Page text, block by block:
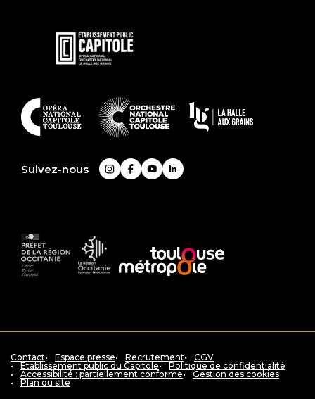
En
savoir
plus
Suivez-nous
Instagram
Facebook
YouTube
LinkedIn
Préfet
de
La
Région
Accès
au
Contact Espace presse Recrutement
CGV
Etablissement public du Capitole
Politique de confidentialité
Accessibilité : partiellement conforme
Gestion des cookies
Plan du site